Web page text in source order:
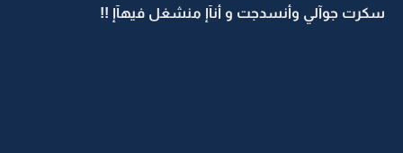
سكرت جوآلي وأنسدجت و أنآإ منشغل فيهآإ !!